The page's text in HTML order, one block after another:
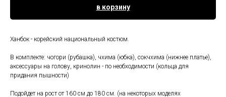
в корзину
Ханбок - корейский национальный костюм.
В комплекте: чогори (рубашка), чхима (юбка), сокчхима (нижнее платье),
аксессуары на голову, кринолин - по необходимости (кольца для
придания пышности)
Подойдет на рост от 160 см до 180 см. (на некоторых моделях